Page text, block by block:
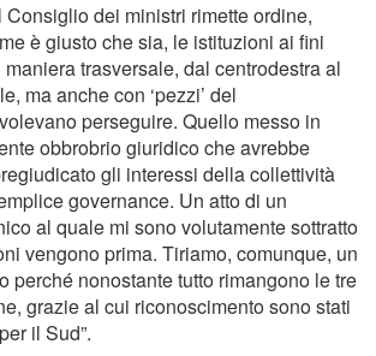
Consiglio dei ministri rimette ordine,
è giusto che sia, le istituzioni ai fini
trasversale, dal centrodestra al
ma anche con ‘pezzi’ del
perseguire. Quello messo in
obbrobrio giuridico che avrebbe
gli interessi della collettività
governance. Un atto di un
al quale mi sono volutamente sottratto
vengono prima. Tiriamo, comunque, un
perché nonostante tutto rimangono le tre
grazie al cui riconoscimento sono stati
il Sud”.